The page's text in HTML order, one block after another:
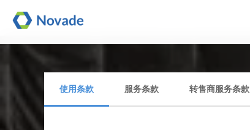
使用条款 服务条款 转售商服务条款